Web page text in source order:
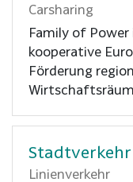
Carsharing
Family of
kooperative
Förderung
Stadtverkehr
Linienverkehr